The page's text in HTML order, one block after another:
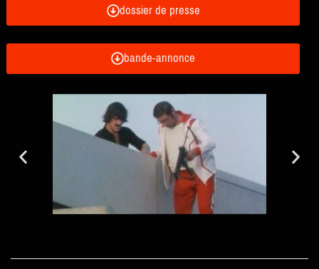
dossier de presse
bande-annonce